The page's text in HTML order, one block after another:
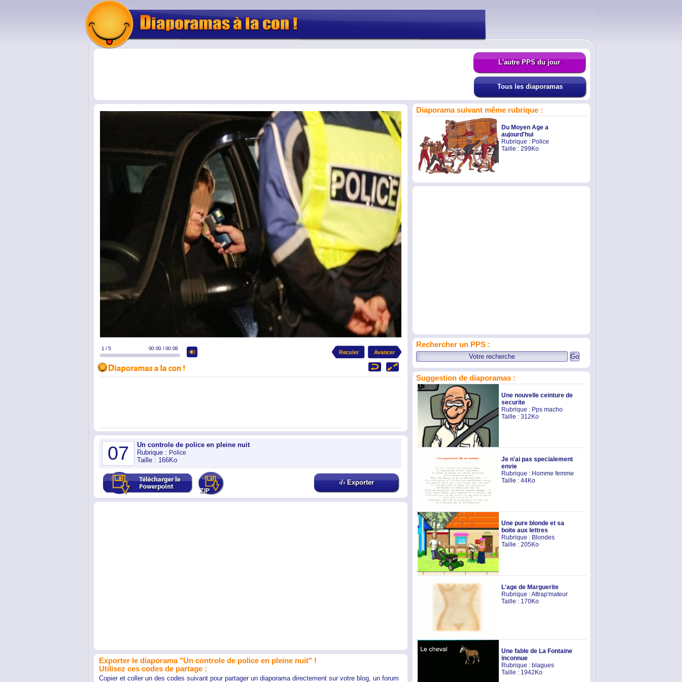
L'autre PPS du jour
Tous les diaporamas
Diaporama suivant même rubrique :
Du Moyen Age a
aujourd'hui
Rubrique : Police
Taille : 299Ko
Rechercher un PPS :
Suggestion de diaporamas :
Une nouvelle ceinture de
securite
Rubrique : Pps macho
Taille : 312Ko
Je n'ai pas specialement
envie
Rubrique : Homme femme
Taille : 44Ko
Une pure blonde et sa
boite aux lettres
Rubrique : Blondes
Taille : 205Ko
L'age de Marguerite
Rubrique :Attrap'mateur
Taille : 170Ko
Une fable de La Fontaine
inconnue
Rubrique : blagues
Taille : 1942Ko
07
Un controle de police en pleine nuit
Rubrique : Police
Taille : 166Ko
‹/› Exporter
Exporter le diaporama "Un controle de police en pleine nuit" !
Utilisez ces codes de partage :
Copier et coller un des codes suivant pour partager un diaporama directement sur votre blog, un forum